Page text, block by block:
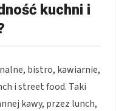
kuchni i
bistro, kawiarnie,
i street food. Taki
kawy, przez lunch,